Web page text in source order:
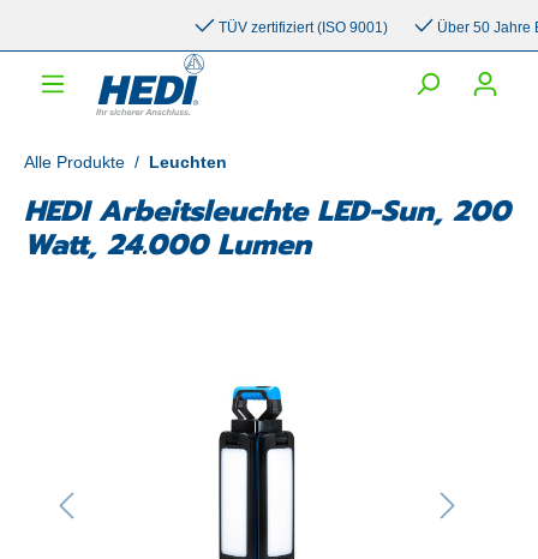
TÜV zertifiziert (ISO 9001) Über 50 Jahre
Alle Produkte / Leuchten
HEDI Arbeitsleuchte LED-Sun, 200
Watt, 24.000 Lumen